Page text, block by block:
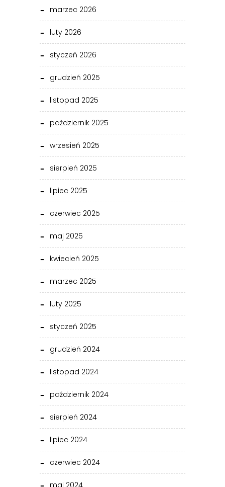
marzec 2026
luty 2026
styczeń 2026
grudzień 2025
listopad 2025
październik 2025
wrzesień 2025
sierpień 2025
lipiec 2025
czerwiec 2025
maj 2025
kwiecień 2025
marzec 2025
luty 2025
styczeń 2025
grudzień 2024
listopad 2024
październik 2024
sierpień 2024
lipiec 2024
czerwiec 2024
maj 2024